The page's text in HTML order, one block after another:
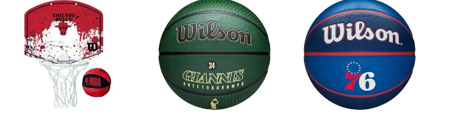
卓球ラケット
ラバー
卓球シューズ
卓球ウェア
ボール（卓球）
その他アクセサリー
バスケットボールシューズ
バスケットボールウェア
レプリカウェア・グッズ
ボール（バスケットボール）
ボール用品（バスケットボール）
ソックス
バレーボールシューズ
バレーボールウェア
バレーボール用サポーター
ボール（バレーボール）
ボール用品（バレーボール）
ソックス
トンシューズ
ネスシューズ
イク・シューズ
ールシューズ
ング・トレッキングシュ
LI-NING
LUZeSOMBR
A
manduka Marble Marmot